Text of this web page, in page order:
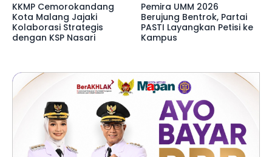
KKMP Cemorokandang
Kota Malang Jajaki
Kolaborasi Strategis
dengan KSP Nasari
Pemira UMM 2026
Berujung Bentrok, Partai
PASTI Layangkan Petisi ke
Kampus